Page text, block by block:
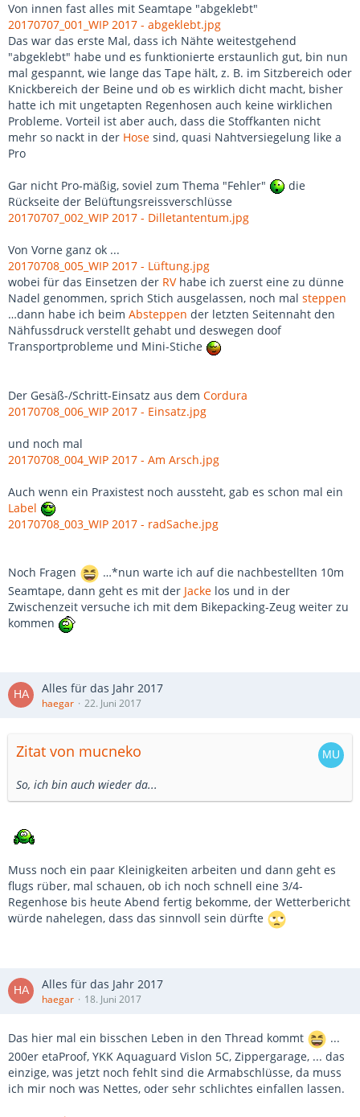
Von innen fast alles mit Seamtape "abgeklebt"
20170707_001_WIP 2017 - abgeklebt.jpg
Das war das erste Mal, dass ich Nähte weitestgehend
"abgeklebt" habe und es funktionierte erstaunlich gut, bin nun
mal gespannt, wie lange das Tape hält, z. B. im Sitzbereich oder
Knickbereich der Beine und ob es wirklich dicht macht, bisher
hatte ich mit ungetapten Regenhosen auch keine wirklichen
Probleme. Vorteil ist aber auch, dass die Stoffkanten nicht
mehr so nackt in der Hose sind, quasi Nahtversiegelung like a
Pro
Gar nicht Pro-mäßig, soviel zum Thema "Fehler"
die
Rückseite der Belüftungsreissverschlüsse
20170707_002_WIP 2017 - Dilletantentum.jpg
Von Vorne ganz ok ...
20170708_005_WIP 2017 - Lüftung.jpg
wobei für das Einsetzen der RVhabe ich zuerst eine zu dünne
Nadel genommen, sprich Stich ausgelassen, noch mal steppen
…dann habe ich beim Absteppen der letzten Seitennaht den
Nähfussdruck verstellt gehabt und deswegen doof
Transportprobleme und Mini-Stiche
Der Gesäß-/Schritt-Einsatz aus dem Cordura
20170708_006_WIP 2017 - Einsatz.jpg
und noch mal
20170708_004_WIP 2017 - Am Arsch.jpg
Auch wenn ein Praxistest noch aussteht, gab es schon mal ein
Label
20170708_003_WIP 2017 - radSache.jpg
Noch Fragen
…*nun warte ich auf die nachbestellten 10m
Seamtape, dann geht es mit der Jacke los und in der
Zwischenzeit versuche ich mit dem Bikepacking-Zeug weiter zu
kommen
Alles für das Jahr 2017
haegar 22. Juni 2017
Zitat von mucneko
So, ich bin auch wieder da...
Muss noch ein paar Kleinigkeiten arbeiten und dann geht es
flugs rüber, mal schauen, ob ich noch schnell eine 3/4-
Regenhose bis heute Abend fertig bekomme, der Wetterbericht
würde nahelegen, dass das sinnvoll sein dürfte
Alles für das Jahr 2017
haegar 18. Juni 2017
Das hier mal ein bisschen Leben in den Thread kommt
...
200er etaProof, YKK Aquaguard Vislon 5C, Zippergarage, ... das
einzige, was jetzt noch fehlt sind die Armabschlüsse, da muss
ich mir noch was Nettes, oder sehr schlichtes einfallen lassen.